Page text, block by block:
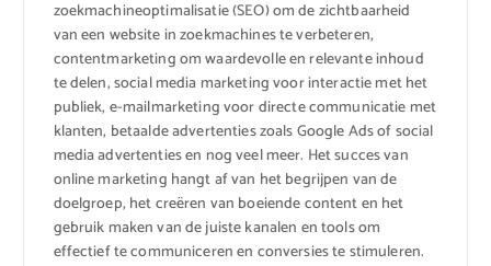
zoekmachineoptimalisatie (SEO) om de zichtbaarheid
van een website in zoekmachines te verbeteren,
contentmarketing om waardevolle en relevante inhoud
te delen, social media marketing voor interactie met het
publiek, e-mailmarketing voor directe communicatie met
klanten, betaalde advertenties zoals Google Ads of social
media advertenties en nog veel meer. Het succes van
online marketing hangt af van het begrijpen van de
doelgroep, het creëren van boeiende content en het
gebruik maken van de juiste kanalen en tools om
effectief te communiceren en conversies te stimuleren.